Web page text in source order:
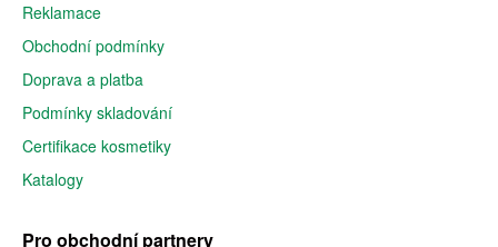
Reklamace
Obchodní podmínky
Doprava a platba
Podmínky skladování
Certifikace kosmetiky
Katalogy
Pro obchodní partnery